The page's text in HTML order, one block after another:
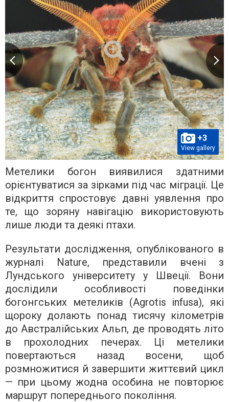
+3
View gallery
Метелики богон виявилися здатними
орієнтуватися за зірками під час міграції. Це
відкриття спростовує давні уявлення про
те, що зоряну навігацію використовують
лише люди та деякі птахи.
Результати дослідження, опублікованого в
журналі Nature, представили вчені з
Лундського університету у Швеції. Вони
дослідили особливості поведінки
богонгських метеликів (Agrotis infusa), які
щороку долають понад тисячу кілометрів
до Австралійських Альп, де проводять літо
в прохолодних печерах. Ці метелики
повертаються назад восени, щоб
розмножитися й завершити життєвий цикл
— при цьому жодна особина не повторює
маршрут попереднього покоління.